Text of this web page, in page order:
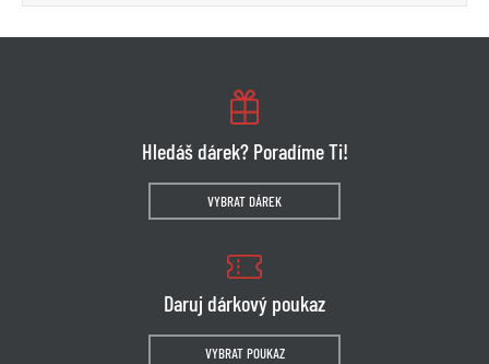
Hledáš dárek? Poradíme Ti!
VYBRAT DÁREK
Daruj dárkový poukaz
VYBRAT POUKAZ